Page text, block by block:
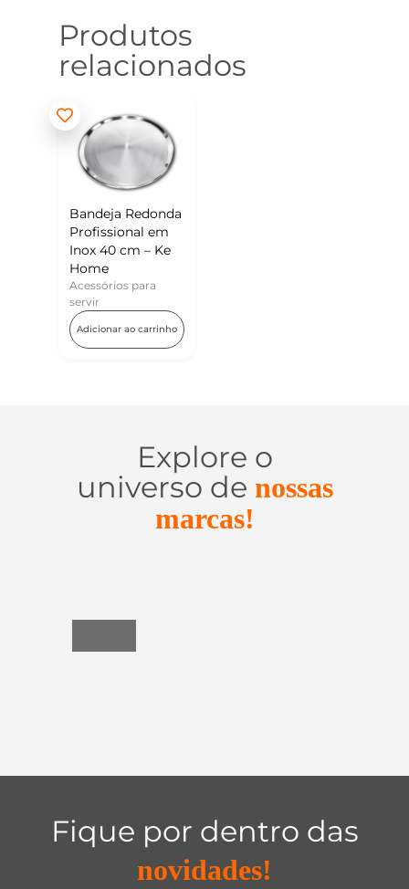
Produtos
relacionados
Bandeja Redonda
Profissional em
Inox 40 cm – Ke
Home
Acessórios para
servir
Adicionar ao carrinho
Explore o
universo de nossas
marcas!
Fique por dentro das
novidades!